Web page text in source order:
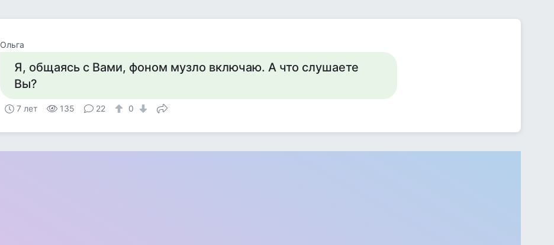
Ольга
Я, общаясь с Вами, фоном музло включаю. А что слушаете
Вы?
7 лет 135 22 0